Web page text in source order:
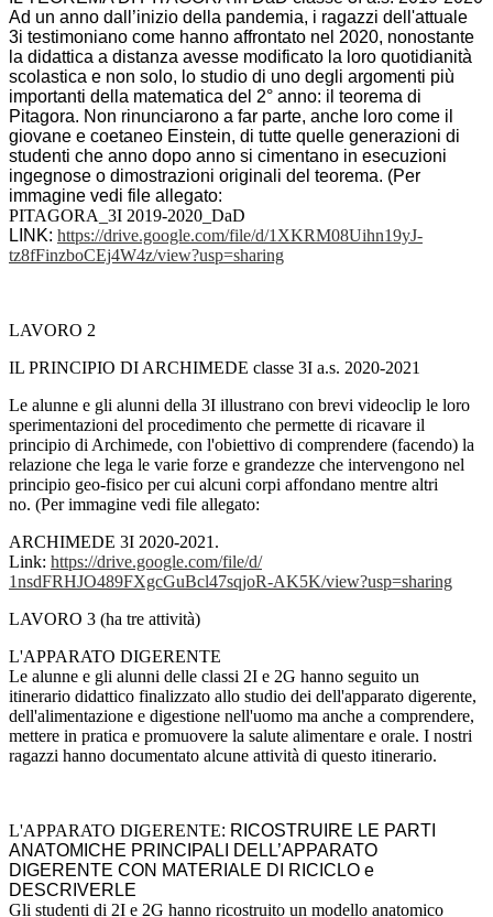
Ad un anno dall’inizio della pandemia, i ragazzi dell'attuale
3i testimoniano come hanno affrontato nel 2020, nonostante
la didattica a distanza avesse modificato la loro quotidianità
scolastica e non solo, lo studio di uno degli argomenti più
importanti della matematica del 2° anno: il teorema di
Pitagora. Non rinunciarono a far parte, anche loro come il
giovane e coetaneo Einstein, di tutte quelle generazioni di
studenti che anno dopo anno si cimentano in esecuzioni
ingegnose o dimostrazioni originali del teorema. (Per
immagine vedi file allegato:
PITAGORA_3I 2019-2020_DaD
LINK: https://drive.google.com/file/d/1XKRM08Uihn19yJ-
tz8fFinzboCEj4W4z/view?usp=sharing
LAVORO 2
IL PRINCIPIO DI ARCHIMEDE classe 3I a.s. 2020-2021
Le alunne e gli alunni della 3I illustrano con brevi videoclip le loro
sperimentazioni del procedimento che permette di ricavare il
principio di Archimede, con l'obiettivo di comprendere (facendo) la
relazione che lega le varie forze e grandezze che intervengono nel
principio geo-fisico per cui alcuni corpi affondano mentre altri
no. (Per immagine vedi file allegato:
ARCHIMEDE 3I 2020-2021.
Link: https://drive.google.com/file/d/
1nsdFRHJO489FXgcGuBcl47sqjoR-AK5K/view?usp=sharing
LAVORO 3 (ha tre attività)
L'APPARATO DIGERENTE
Le alunne e gli alunni delle classi 2I e 2G hanno seguito un
itinerario didattico finalizzato allo studio dei dell'apparato digerente,
dell'alimentazione e digestione nell'uomo ma anche a comprendere,
mettere in pratica e promuovere la salute alimentare e orale. I nostri
ragazzi hanno documentato alcune attività di questo itinerario.
L'APPARATO DIGERENTE: RICOSTRUIRE LE PARTI
ANATOMICHE PRINCIPALI DELL’APPARATO
DIGERENTE CON MATERIALE DI RICICLO e
DESCRIVERLE
Gli studenti di 2I e 2G hanno ricostruito un modello anatomico